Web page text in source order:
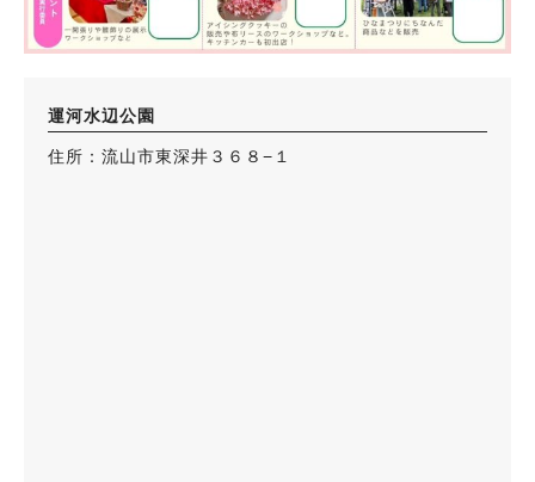
運河水辺公園
住所：流山市東深井３６８−１